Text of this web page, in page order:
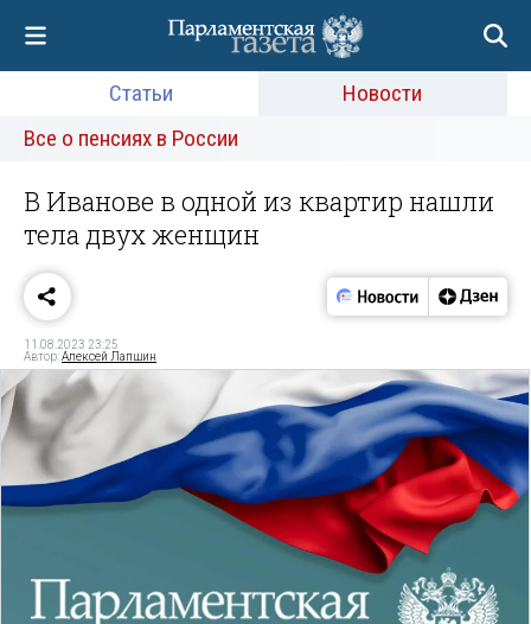
Статьи
Новости
Все о пенсиях в России
В Иванове в одной из квартир нашли
тела двух женщин
11.08.2023 23:25
Автор:Алексей Лапшин